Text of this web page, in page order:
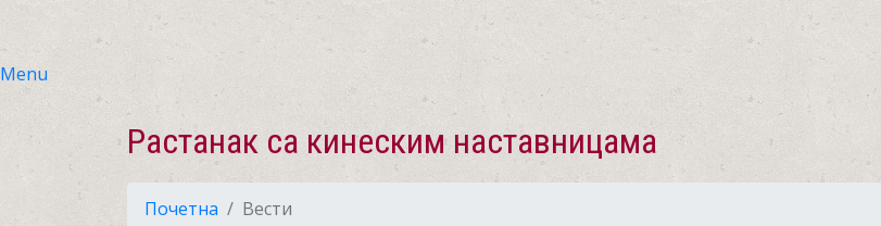
Menu
Растанак са кинеским наставницама
Почетна Вести